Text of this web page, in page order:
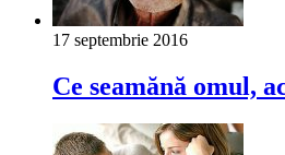
17 septembrie 2016
Ce seamănă omul,